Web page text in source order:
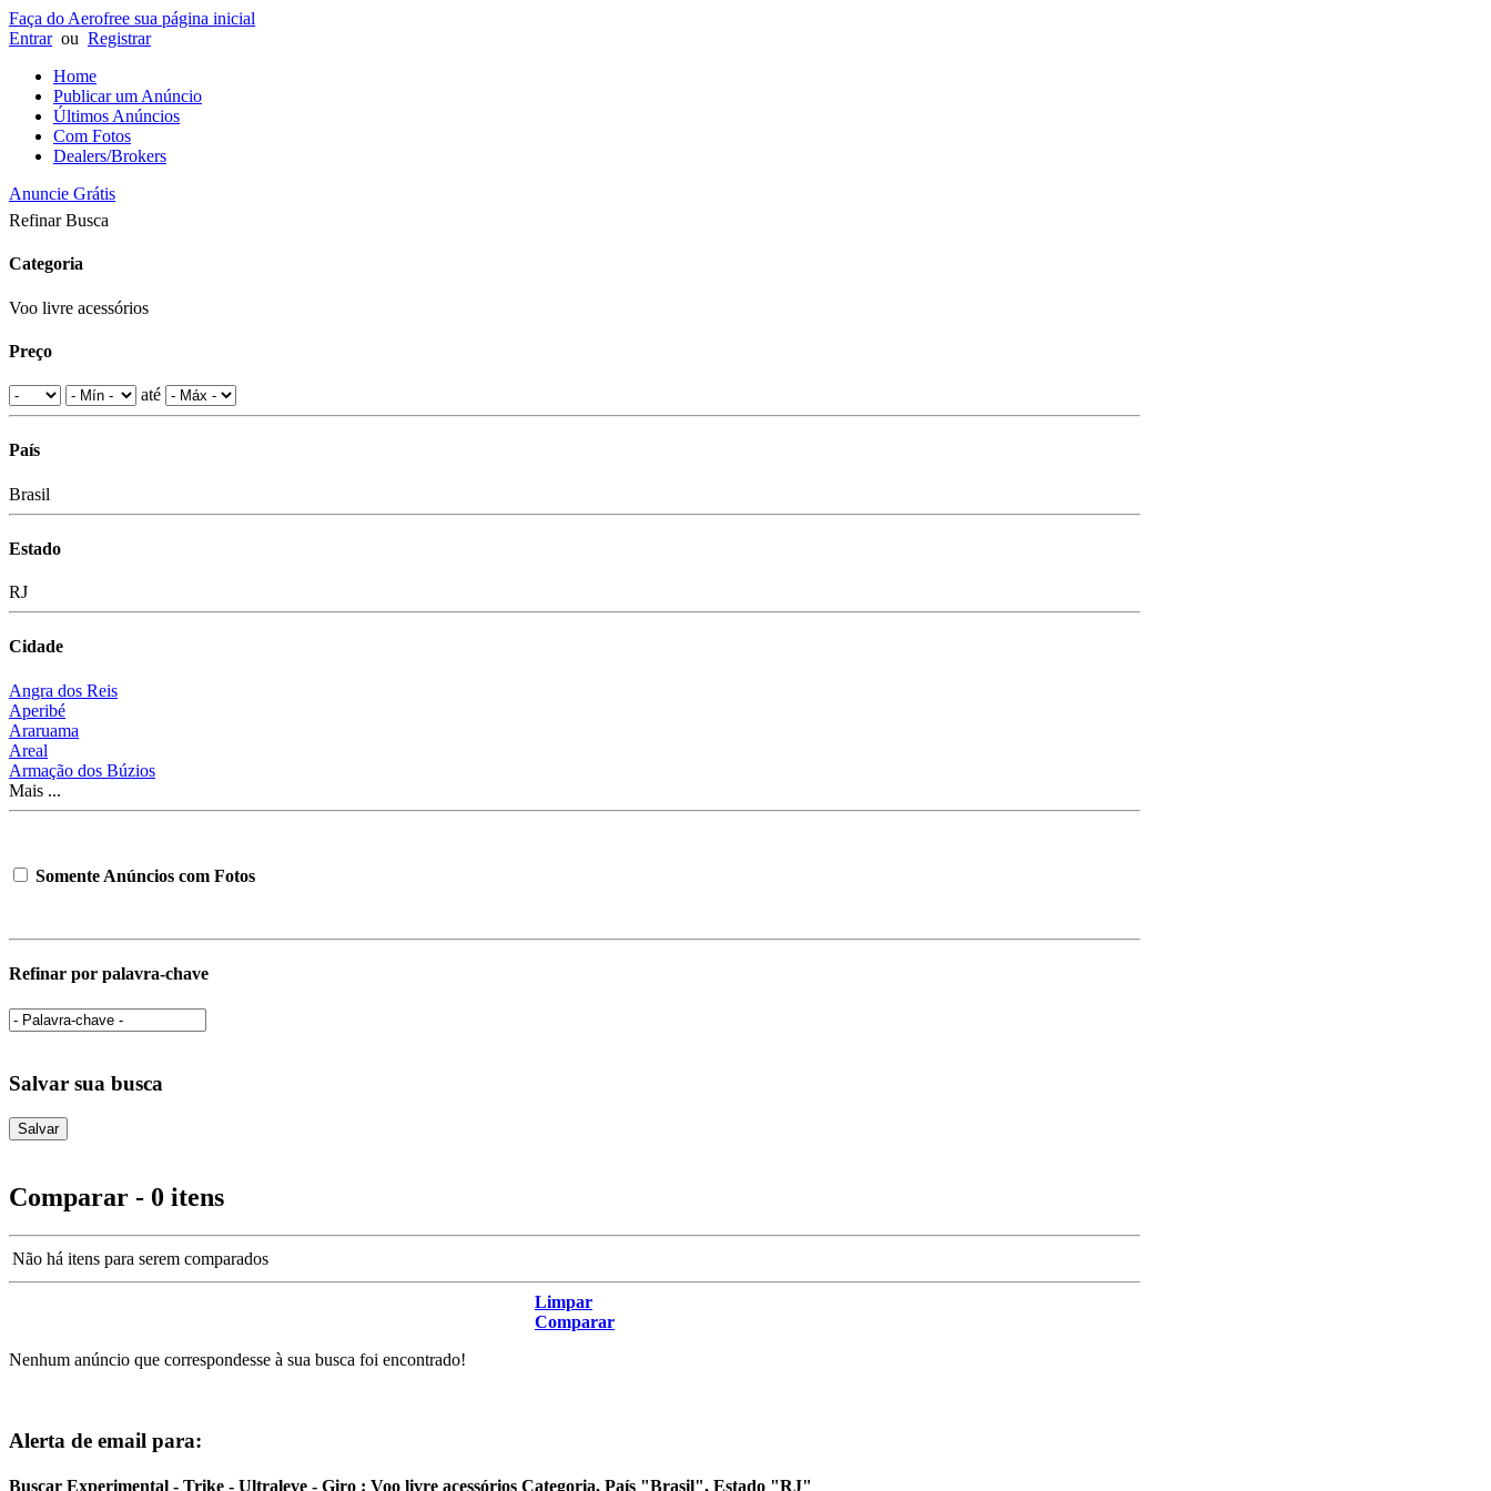
Faça do Aerofree sua página inicial
Entrarou Registrar
Home
Publicar um Anúncio
Últimos Anúncios
Com Fotos
Dealers/Brokers
Anuncie Grátis
Refinar Busca
Categoria
Voo livre acessórios
Preço
até
País
Brasil
Estado
RJ
Cidade
Angra dos Reis
Aperibé
Araruama
Areal
Armação dos Búzios
Mais ...
Somente Anúncios com Fotos
Refinar por palavra-chave
Salvar sua busca
Comparar - 0 itens
Não há itens para serem comparados
Limpar
Comparar
Nenhum anúncio que correspondesse à sua busca foi encontrado!
Alerta de email para:
Buscar Experimental - Trike - Ultraleve - Giro : Voo livre acessórios Categoria, País "Brasil", Estado "RJ"